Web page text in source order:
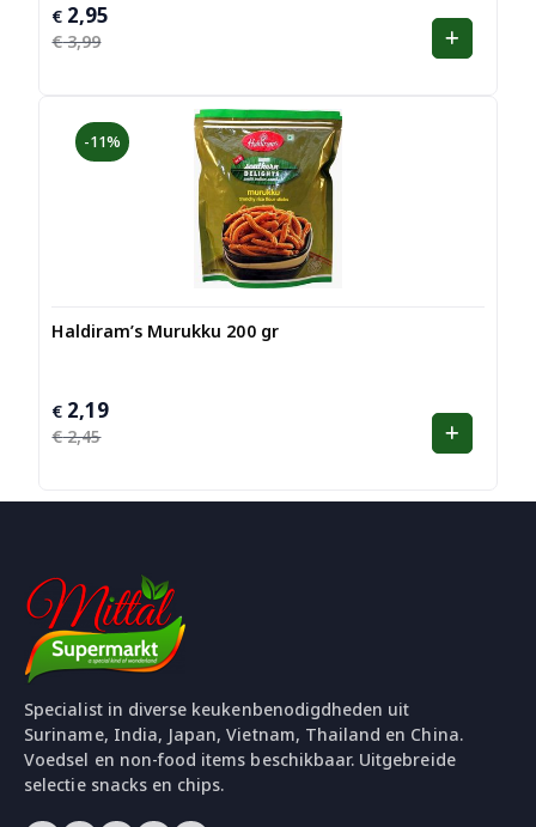
€3,99
Oorspronkelijke
prijs
€ 2,95
Huidige
prijs
-11%
Haldiram’s Murukku 200 gr
€2,45
Oorspronkelijke
prijs
€ 2,19
Huidige
prijs
Specialist in diverse keukenbenodigdheden uit
Suriname, India, Japan, Vietnam, Thailand en China.
Voedsel en non-food items beschikbaar. Uitgebreide
selectie snacks en chips.